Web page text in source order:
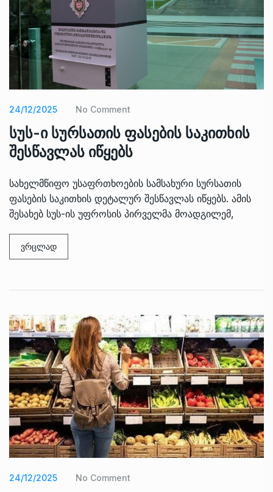
24/12/2025 No Comment
სუს-ი სურსათის ფასების საკითხის
შესწავლას იწყებს
სახელმწიფო უსაფრთხოების სამსახური სურსათის
ფასების საკითხის დეტალურ შესწავლას იწყებს. ამის
შესახებ სუს-ის უფროსის პირველმა მოადგილემ,
ვრცლად
24/12/2025 No Comment